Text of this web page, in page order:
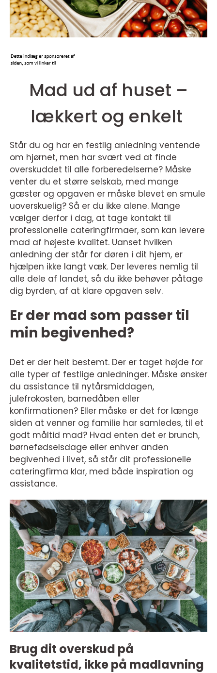
Mad ud af huset –
lækkert og enkelt
Står du og har en festlig anledning ventende
om hjørnet, men har svært ved at finde
overskuddet til alle forberedelserne? Måske
venter du et større selskab, med mange
gæster og opgaven er måske blevet en smule
uoverskuelig? Så er du ikke alene. Mange
vælger derfor i dag, at tage kontakt til
professionelle cateringfirmaer, som kan levere
mad af højeste kvalitet. Uanset hvilken
anledning der står for døren i dit hjem, er
hjælpen ikke langt væk. Der leveres nemlig til
alle dele af landet, så du ikke behøver påtage
dig byrden, af at klare opgaven selv.
Er der mad som passer til
min begivenhed?
Det er der helt bestemt. Der er taget højde for
alle typer af festlige anledninger. Måske ønsker
du assistance til nytårsmiddagen,
julefrokosten, barnedåben eller
konfirmationen? Eller måske er det for længe
siden at venner og familie har samledes, til et
godt måltid mad? Hvad enten det er brunch,
børnefødselsdage eller enhver anden
begivenhed i livet, så står dit professionelle
cateringfirma klar, med både inspiration og
assistance.
Brug dit overskud på
kvalitetstid, ikke på madlavning